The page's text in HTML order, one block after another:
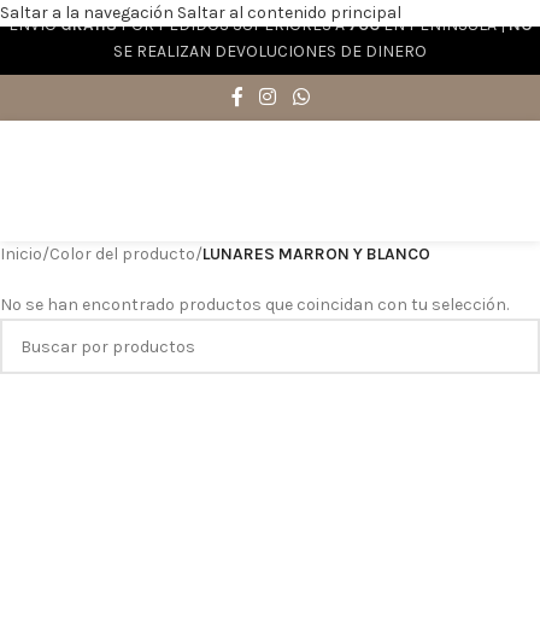
Saltar a la navegación Saltar al contenido principal
ENVÍOGRATISPOR PEDIDOS SUPERIORES A70€EN PENÍNSULA |NO
SE REALIZAN DEVOLUCIONES DE DINERO
Inicio/Color del producto/LUNARES MARRON Y BLANCO
No se han encontrado productos que coincidan con tu selección.